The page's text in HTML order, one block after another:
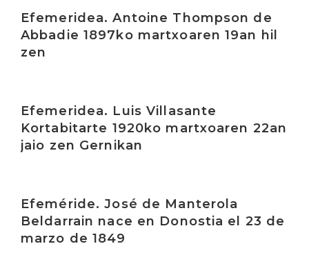
Efemeridea. Antoine Thompson de
Abbadie 1897ko martxoaren 19an hil
zen
Efemeridea. Luis Villasante
Kortabitarte 1920ko martxoaren 22an
jaio zen Gernikan
Efeméride. José de Manterola
Beldarrain nace en Donostia el 23 de
marzo de 1849